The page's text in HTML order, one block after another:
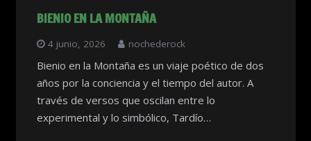
BIENIO EN LA MONTAÑA
4 junio, 2026 nochederock
Bienio en la Montaña es un viaje poético de dos
años por la conciencia y el tiempo del autor. A
través de versos que oscilan entre lo
experimental y lo simbólico, Tardío…